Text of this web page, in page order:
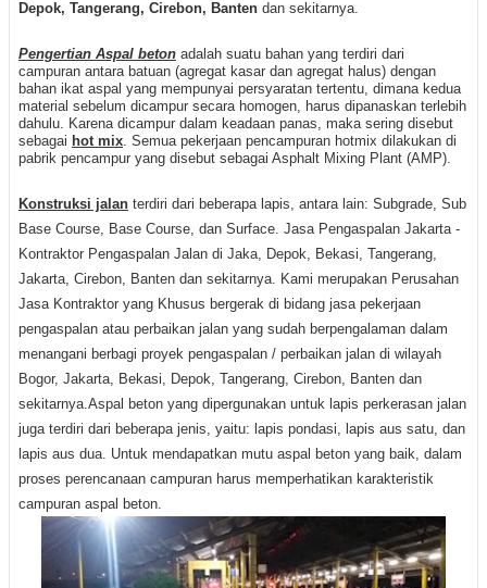
Depok, Tangerang, Cirebon, Banten dan sekitarnya.
Pengertian Aspal beton adalah suatu bahan yang terdiri dari
campuran antara batuan (agregat kasar dan agregat halus) dengan
bahan ikat aspal yang mempunyai persyaratan tertentu, dimana kedua
material sebelum dicampur secara homogen, harus dipanaskan terlebih
dahulu. Karena dicampur dalam keadaan panas, maka sering disebut
sebagai hot mix. Semua pekerjaan pencampuran hotmix dilakukan di
pabrik pencampur yang disebut sebagai Asphalt Mixing Plant (AMP).
Konstruksi jalan terdiri dari beberapa lapis, antara lain: Subgrade, Sub
Base Course, Base Course, dan Surface. Jasa Pengaspalan Jakarta -
Kontraktor Pengaspalan Jalan di Jaka, Depok, Bekasi, Tangerang,
Jakarta, Cirebon, Banten dan sekitarnya. Kami merupakan Perusahan
Jasa Kontraktor yang Khusus bergerak di bidang jasa pekerjaan
pengaspalan atau perbaikan jalan yang sudah berpengalaman dalam
menangani berbagi proyek pengaspalan / perbaikan jalan di wilayah
Bogor, Jakarta, Bekasi, Depok, Tangerang, Cirebon, Banten dan
sekitarnya.Aspal beton yang dipergunakan untuk lapis perkerasan jalan
juga terdiri dari beberapa jenis, yaitu: lapis pondasi, lapis aus satu, dan
lapis aus dua. Untuk mendapatkan mutu aspal beton yang baik, dalam
proses perencanaan campuran harus memperhatikan karakteristik
campuran aspal beton.